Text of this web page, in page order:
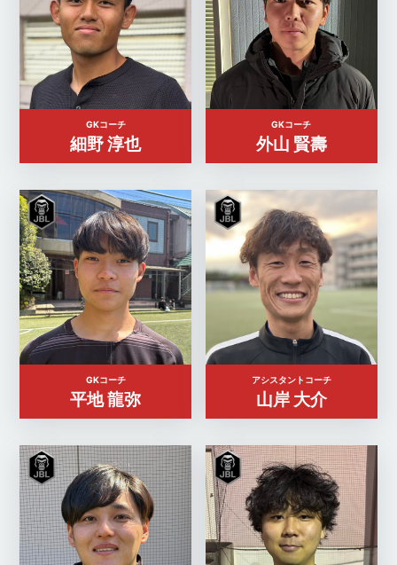
GKコーチ
細野 淳也
GKコーチ
外山 賢壽
GKコーチ
平地 龍弥
アシスタントコーチ
山岸 大介